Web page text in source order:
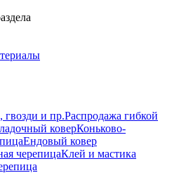
и пр.Распродажа гибкой
коверКоньково-
Ендовый ковер
черепицаКлей и мастика